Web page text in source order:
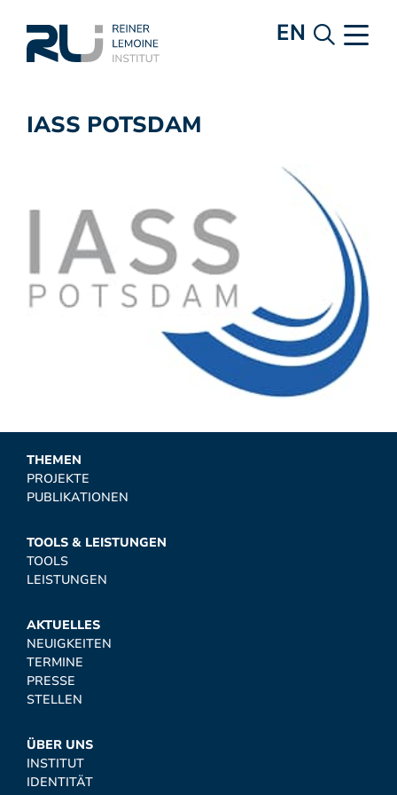
EN
IASS POTSDAM
THEMEN
PROJEKTE
PUBLIKATIONEN
TOOLS & LEISTUNGEN
TOOLS
LEISTUNGEN
AKTUELLES
NEUIGKEITEN
TERMINE
PRESSE
STELLEN
ÜBER UNS
INSTITUT
IDENTITÄT